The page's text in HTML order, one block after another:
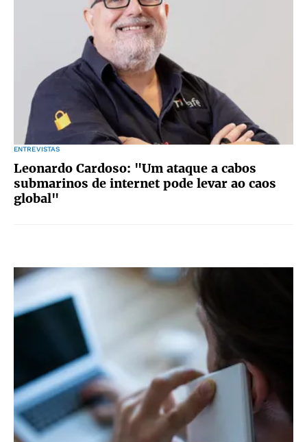
ENTREVISTAS
Leonardo Cardoso: "Um ataque a cabos
submarinos de internet pode levar ao caos
global"